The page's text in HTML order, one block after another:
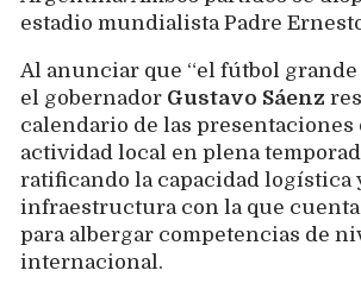
estadio mundialista Padre
Al anunciar que “el fútbol grande
el gobernador Gustavo Sáenz
calendario de las presentaciones
actividad local en plena
ratificando la capacidad logística
infraestructura con la que
para albergar competencias de
internacional.